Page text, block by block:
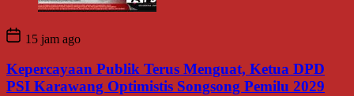
15 jam ago
Kepercayaan Publik Terus Menguat, Ketua DPD
PSI Karawang Optimistis Songsong Pemilu 2029